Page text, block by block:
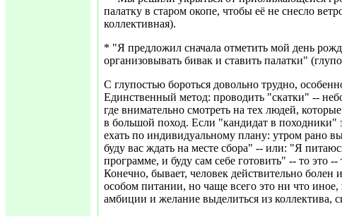
палатку в старом окопе, чтобы её не снесло
коллективная).
* "Я предложил сначала отметить мой день
организовывать бивак и ставить палатки"
С глупостью бороться довольно трудно,
Единственный метод: проводить "скатки" --
где внимательно смотреть на тех людей,
в большой поход. Если "кандидат в походники"
ехать по индивидуальному плану: утром рано
буду вас ждать на месте сбора" -- или: "Я
программе, и буду сам себе готовить" -- то это
Конечно, бывает, человек действительно болен
особом питании, но чаще всего это ни что иное,
амбиции и желание выделиться из коллектива,